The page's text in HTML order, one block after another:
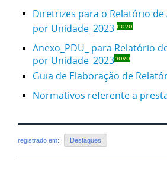
Diretrizes para o Relatório de
por Unidade_2023 novo
Anexo_PDU_ para Relatório
por Unidade_2023novo
Guia de Elaboração de
Normativos referente a
registrado em: Destaques